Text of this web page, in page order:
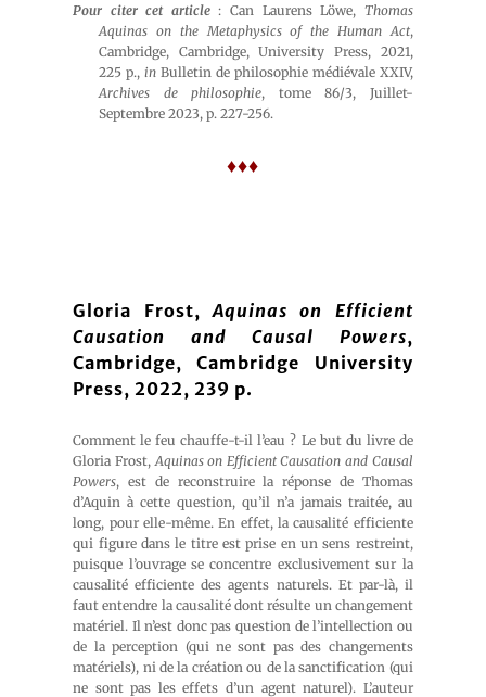
Pour citer cet article: Can Laurens Löwe, Thomas
Aquinas on the Metaphysics of the Human Act,
Cambridge, Cambridge, University Press, 2021,
225 p.,in Bulletin de philosophie médiévale XXIV,
Archives de philosophie, tome 86/3, Juillet-
Septembre 2023, p. 227-256.
♦♦♦
Gloria Frost,Aquinas on Efficient
Causation and Causal Powers,
Cambridge, Cambridge University
Press, 2022, 239 p.
Comment le feu chauffe-t-il l’eau ? Le but du livre de
Gloria Frost,Aquinas on Efficient Causation and Causal
Powers, est de reconstruire la réponse de Thomas
d’Aquin à cette question, qu’il n’a jamais traitée, au
long, pour elle-même. En effet, la causalité efficiente
qui figure dans le titre est prise en un sens restreint,
puisque l’ouvrage se concentre exclusivement sur la
causalité efficiente des agents naturels. Et par-là, il
faut entendre la causalité dont résulte un changement
matériel. Il n’est donc pas question de l’intellection ou
de la perception (qui ne sont pas des changements
matériels), ni de la création ou de la sanctification (qui
ne sont pas les effets d’un agent naturel). L’auteur